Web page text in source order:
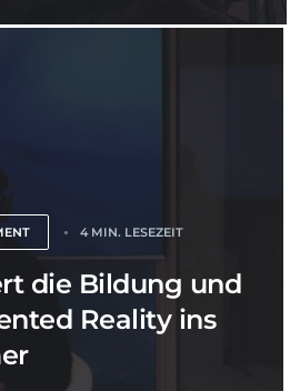
4 MIN. LESEZEIT
die Bildung und
Reality ins